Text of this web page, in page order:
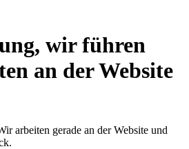
wir führen
an der Website
arbeiten gerade an der Website und